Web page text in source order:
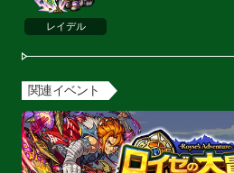
レイデル
関連イベント